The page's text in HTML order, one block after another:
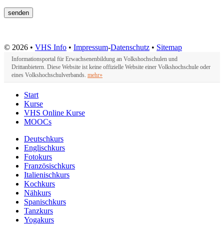
© 2026 • VHS Info • Impressum-Datenschutz • Sitemap
Informationsportal für Erwachsenenbildung an Volkshochschulen und
Drittanbietern. Diese Website ist keine offizielle Website einer Volkshochschule oder
eines Volkshochschulverbands. mehr»
Start
Kurse
VHS Online Kurse
MOOCs
Deutschkurs
Englischkurs
Fotokurs
Französischkurs
Italienischkurs
Kochkurs
Nähkurs
Spanischkurs
Tanzkurs
Yogakurs